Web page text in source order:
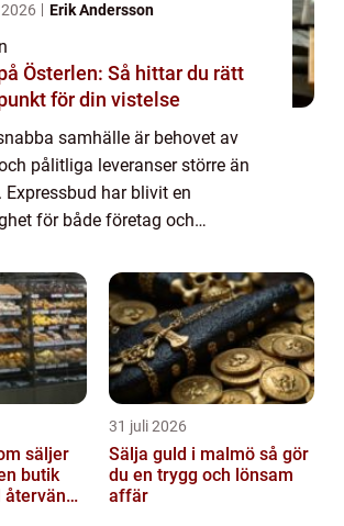
Erik Andersson
Österlen: Så hittar du rätt
för din vistelse
samhälle är behovet av
pålitliga leveranser större än
Expressbud har blivit en
för både företag och
säljer
butik
31 juli 2026
Sälja guld i malmö så gör
du en trygg och lönsam
affär